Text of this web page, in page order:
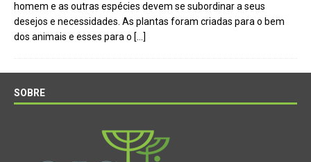
homem e as outras espécies devem se subordinar a seus
desejos e necessidades. As plantas foram criadas para o bem
dos animais e esses para o […]
SOBRE